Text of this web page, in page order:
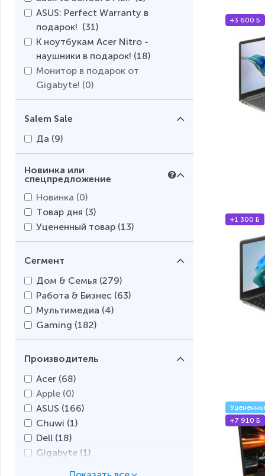
ASUS: Perfect Warranty в
подарок! (31)
К ноутбукам Acer Nitro -
наушники в подарок! (18)
Монитор в подарок от
Gigabyte! (0)
Salem Sale
Да (9)
Новинка или
спецпредложение
Новинка (0)
Товар дня (3)
Уцененный товар (13)
Сегмент
Дом & Семья (279)
Работа & Бизнес (63)
Мультимедиа (4)
Gaming (182)
Производитель
Acer (68)
Apple (0)
ASUS (166)
Chuwi (1)
Dell (18)
Gigabyte (1)
+3 600 Б
+1 300 Б
+7 910 Б